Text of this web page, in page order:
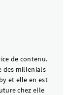
de contenu.
des millenials
et elle en est
chez elle